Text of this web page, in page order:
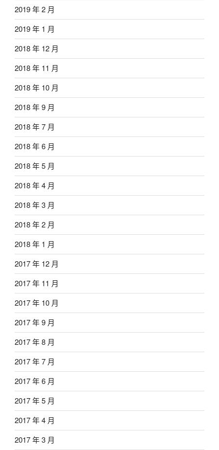
2019 年 2 月
2019 年 1 月
2018 年 12 月
2018 年 11 月
2018 年 10 月
2018 年 9 月
2018 年 7 月
2018 年 6 月
2018 年 5 月
2018 年 4 月
2018 年 3 月
2018 年 2 月
2018 年 1 月
2017 年 12 月
2017 年 11 月
2017 年 10 月
2017 年 9 月
2017 年 8 月
2017 年 7 月
2017 年 6 月
2017 年 5 月
2017 年 4 月
2017 年 3 月